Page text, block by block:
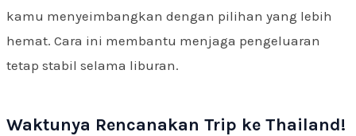
kamu menyeimbangkan dengan pilihan yang lebih
hemat. Cara ini membantu menjaga pengeluaran
tetap stabil selama liburan.
Waktunya Rencanakan Trip ke Thailand!